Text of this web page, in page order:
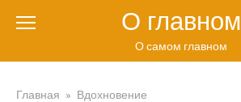
О главном
О самом главном
Главная » Вдохновение